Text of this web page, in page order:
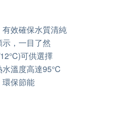
效確保水質清純
，一目了然
可供選擇
溫度高達95°C
保節能